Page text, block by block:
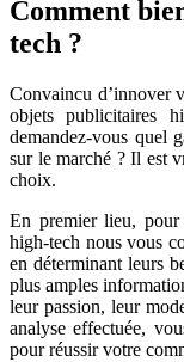
Comment
tech ?
Convaincu d’innover
objets publicitaires
demandez-vous quel
sur le marché ? Il est
choix.
En premier lieu, pour
high-tech nous vous
en déterminant leurs
plus amples
leur passion, leur
analyse effectuée,
pour réussir votre